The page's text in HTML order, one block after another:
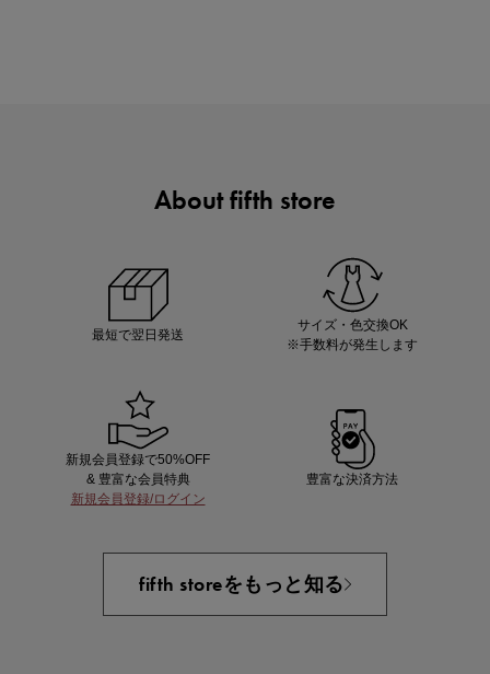
About fifth store
最短で翌日発送
サイズ・色交換OK
※手数料が発生します
新規会員登録で50%OFF
& 豊富な会員特典
新規会員登録/ログイン
豊富な決済方法
fifth storeをもっと知る